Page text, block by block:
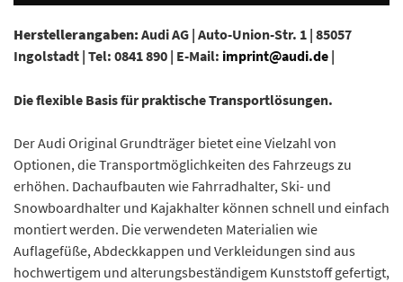
Herstellerangaben: Audi AG | Auto-Union-Str. 1 | 85057
Ingolstadt | Tel: 0841 890 | E-Mail: imprint@audi.de |
Die flexible Basis für praktische Transportlösungen.
Der Audi Original Grundträger bietet eine Vielzahl von
Optionen, die Transportmöglichkeiten des Fahrzeugs zu
erhöhen. Dachaufbauten wie Fahrradhalter, Ski- und
Snowboardhalter und Kajakhalter können schnell und einfach
montiert werden. Die verwendeten Materialien wie
Auflagefüße, Abdeckkappen und Verkleidungen sind aus
hochwertigem und alterungsbeständigem Kunststoff gefertigt,